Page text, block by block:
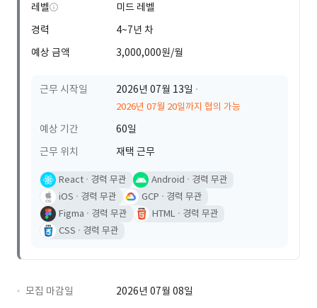
레벨
미드 레벨
경력
4~7년 차
예상 금액
3,000,000원/월
근무 시작일 2026년 07월 13일
2026년 07월 20일까지 협의 가능
예상 기간
60일
근무 위치
재택 근무
React 경력 무관 Android
경력 무관
iOS
경력 무관 GCP
경력 무관
Figma
경력 무관 HTML
경력 무관
CSS
경력 무관
모집 마감일
2026년 07월 08일